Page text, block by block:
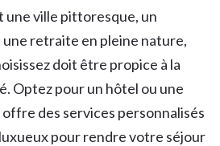
une ville pittoresque, un
une retraite en pleine nature,
doit être propice à la
Optez pour un hôtel ou une
des services personnalisés
pour rendre votre séjour